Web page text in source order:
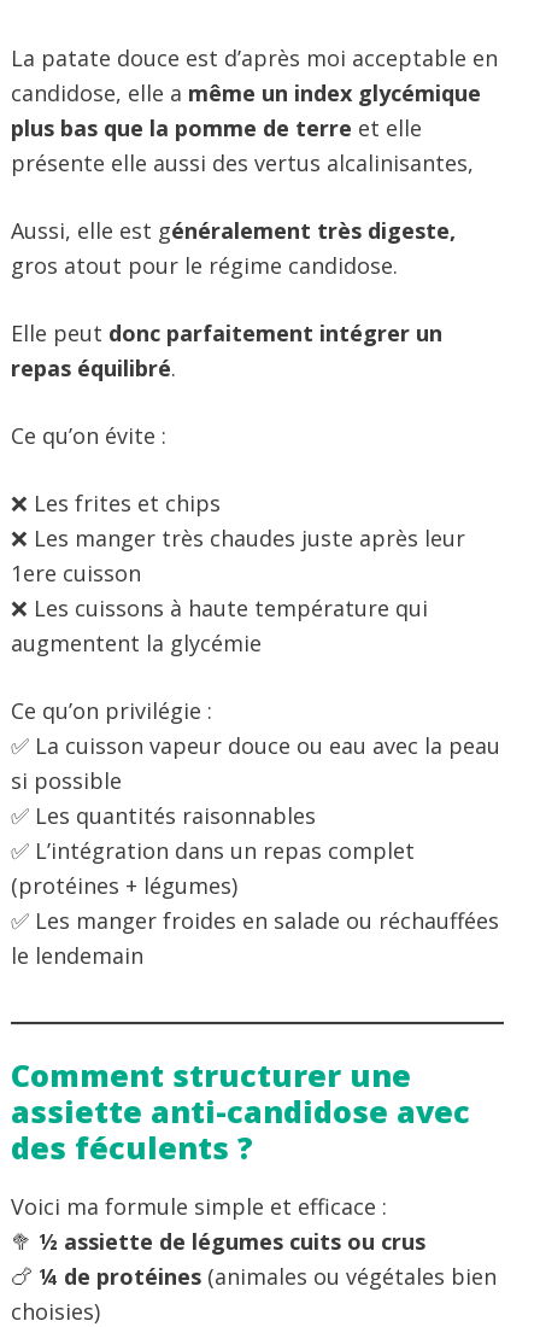
La patate douce est d’après moi acceptable en
candidose, elle a même un index glycémique
plus bas que la pomme de terre et elle
présente elle aussi des vertus alcalinisantes,
Aussi, elle est généralement très digeste,
gros atout pour le régime candidose.
Elle peut donc parfaitement intégrer un
repas équilibré.
Ce qu’on évite :
❌ Les frites et chips
❌ Les manger très chaudes juste après leur
1ere cuisson
❌ Les cuissons à haute température qui
augmentent la glycémie
Ce qu’on privilégie :
✅ La cuisson vapeur douce ou eau avec la peau
si possible
✅ Les quantités raisonnables
✅ L’intégration dans un repas complet
(protéines + légumes)
✅ Les manger froides en salade ou réchauffées
le lendemain
Comment structurer une
assiette anti-candidose avec
des féculents ?
Voici ma formule simple et efficace :
🥦 ½ assiette de légumes cuits ou crus
🍗 ¼ de protéines (animales ou végétales bien
choisies)